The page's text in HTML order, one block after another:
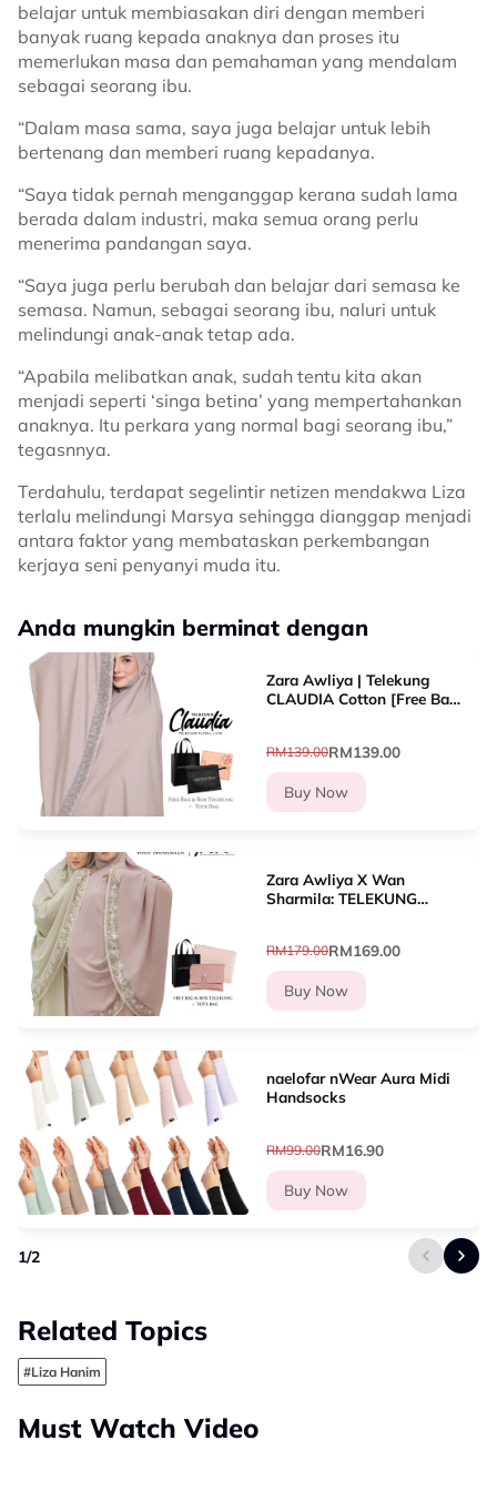
belajar untuk membiasakan diri dengan memberi
banyak ruang kepada anaknya dan proses itu
memerlukan masa dan pemahaman yang mendalam
sebagai seorang ibu.
“Dalam masa sama, saya juga belajar untuk lebih
bertenang dan memberi ruang kepadanya.
“Saya tidak pernah menganggap kerana sudah lama
berada dalam industri, maka semua orang perlu
menerima pandangan saya.
“Saya juga perlu berubah dan belajar dari semasa ke
semasa. Namun, sebagai seorang ibu, naluri untuk
melindungi anak-anak tetap ada.
“Apabila melibatkan anak, sudah tentu kita akan
menjadi seperti ‘singa betina’ yang mempertahankan
anaknya. Itu perkara yang normal bagi seorang ibu,”
tegasnnya.
Terdahulu, terdapat segelintir netizen mendakwa Liza
terlalu melindungi Marsya sehingga dianggap menjadi
antara faktor yang membataskan perkembangan
kerjaya seni penyanyi muda itu.
Anda mungkin berminat dengan
Zara Awliya | Telekung
CLAUDIA Cotton [Free Bag
RM139.00RM139.00
Buy Now
Zara Awliya X Wan
Sharmila: TELEKUNG
RM179.00RM169.00
Buy Now
naelofar nWear Aura Midi
Handsocks
RM99.00RM16.90
Buy Now
1/2
Related Topics
#Liza Hanim
Must Watch Video